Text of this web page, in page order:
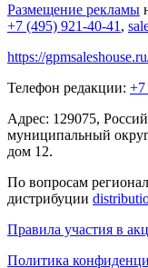
Размещение рекламы
+7 (495) 921-40-41 ,
https://
Телефон редакции: +7
Адрес: 129075,
муниципальный
дом 12.
По вопросам
дистрибуции
Правила участия в
Политика